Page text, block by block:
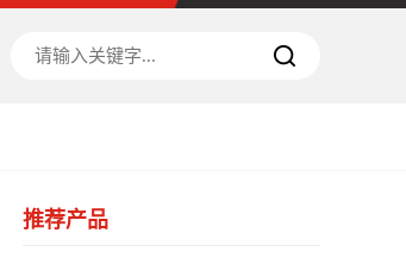
推荐产品